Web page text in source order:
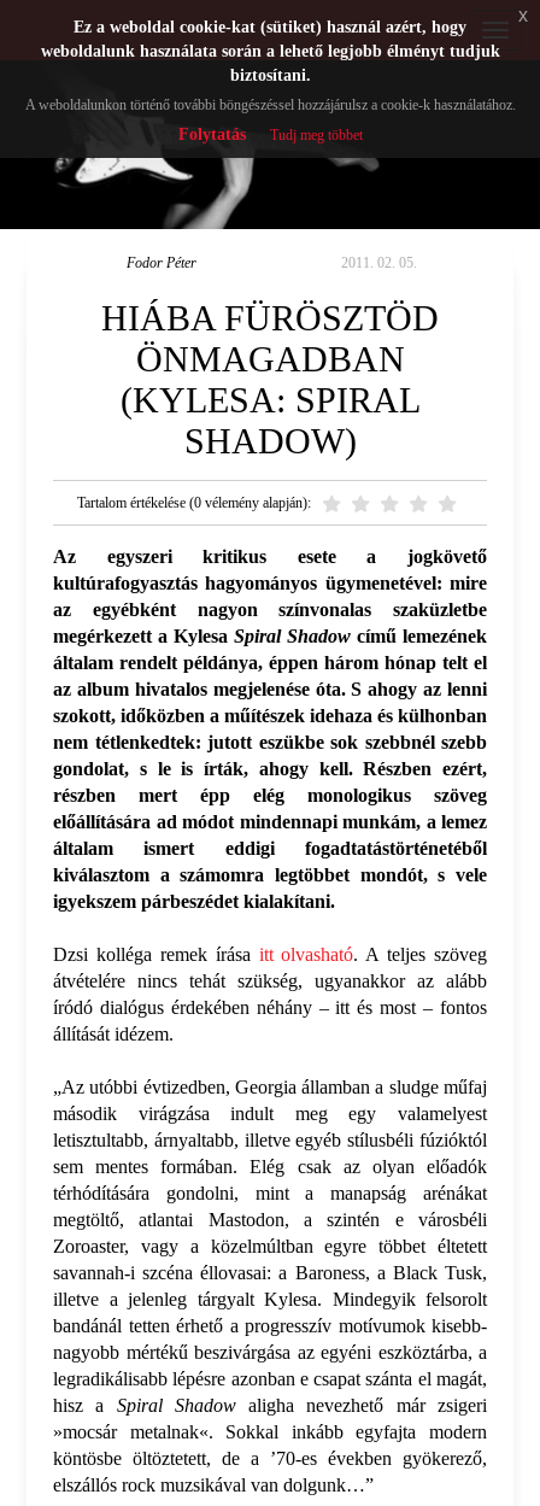
Fodor Péter 2011. 02. 05.
HIÁBA FÜRÖSZTÖD
ÖNMAGADBAN
(KYLESA: SPIRAL
SHADOW)
Tartalom értékelése (0 vélemény alapján):
Az egyszeri kritikus esete a jogkövető
kultúrafogyasztás hagyományos ügymenetével: mire
az egyébként nagyon színvonalas szaküzletbe
megérkezett a Kylesa Spiral Shadow című lemezének
általam rendelt példánya, éppen három hónap telt el
az album hivatalos megjelenése óta. S ahogy az lenni
szokott, időközben a műítészek idehaza és külhonban
nem tétlenkedtek: jutott eszükbe sok szebbnél szebb
gondolat, s le is írták, ahogy kell. Részben ezért,
részben mert épp elég monologikus szöveg
előállítására ad módot mindennapi munkám, a lemez
általam ismert eddigi fogadtatástörténetéből
kiválasztom a számomra legtöbbet mondót, s vele
igyekszem párbeszédet kialakítani.
Dzsi kolléga remek írása itt olvasható. A teljes szöveg
átvételére nincs tehát szükség, ugyanakkor az alább
íródó dialógus érdekében néhány – itt és most – fontos
állítását idézem.
„Az utóbbi évtizedben, Georgia államban a sludge műfaj
második virágzása indult meg egy valamelyest
letisztultabb, árnyaltabb, illetve egyéb stílusbéli fúzióktól
sem mentes formában. Elég csak az olyan előadók
térhódítására gondolni, mint a manapság arénákat
megtöltő, atlantai Mastodon, a szintén e városbéli
Zoroaster, vagy a közelmúltban egyre többet éltetett
savannah-i szcéna éllovasai: a Baroness, a Black Tusk,
illetve a jelenleg tárgyalt Kylesa. Mindegyik felsorolt
bandánál tetten érhető a progresszív motívumok kisebb-
nagyobb mértékű beszivárgása az egyéni eszköztárba, a
legradikálisabb lépésre azonban e csapat szánta el magát,
hisz a Spiral Shadowaligha nevezhető már zsigeri
»mocsár metalnak«. Sokkal inkább egyfajta modern
köntösbe öltöztetett, de a ’70-es években gyökerező,
elszállós rock muzsikával van dolgunk…”
Ez a weboldal cookie-kat (sütiket) használ azért, hogy
weboldalunk használata során a lehető legjobb élményt tudjuk
biztosítani.
A weboldalunkon történő további böngészéssel hozzájárulsz a cookie-k használatához.
Folytatás Tudj meg többet
x